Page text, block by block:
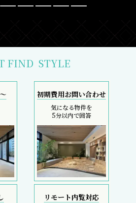
FIND STYLE
初期費用お問い合わせ
気になる物件を
5分以内で回答
リモート内覧対応